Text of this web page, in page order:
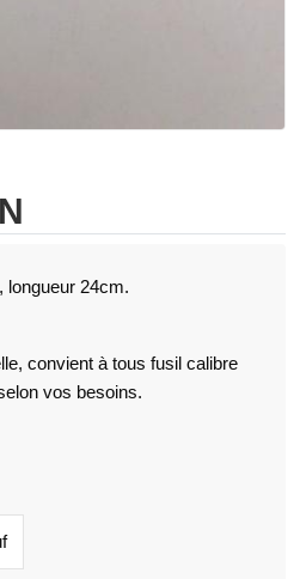
longueur 24cm.
convient à tous fusil calibre
vos besoins.